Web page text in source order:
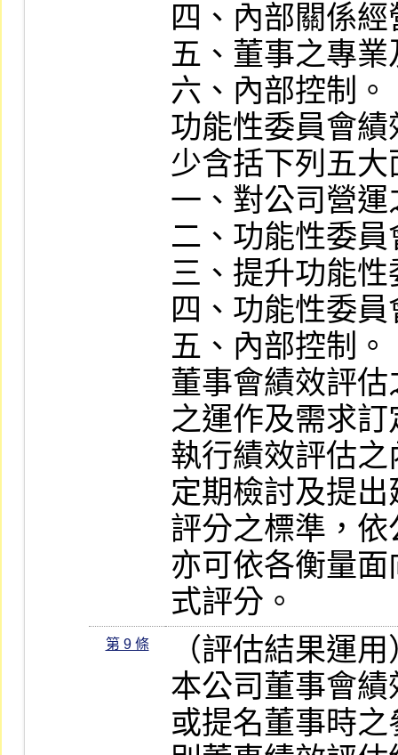
四、內部關係
五、董事之專
六、內部控制。
功能性委員會
少含括下列五大
一、對公司營
二、功能性委
三、提升功能
四、功能性委
五、內部控制。
董事會績效評
之運作及需求
執行績效評估
定期檢討及提出
評分之標準，
亦可依各衡量
式評分。
第 9 條
（評估結果運用
本公司董事會
或提名董事時